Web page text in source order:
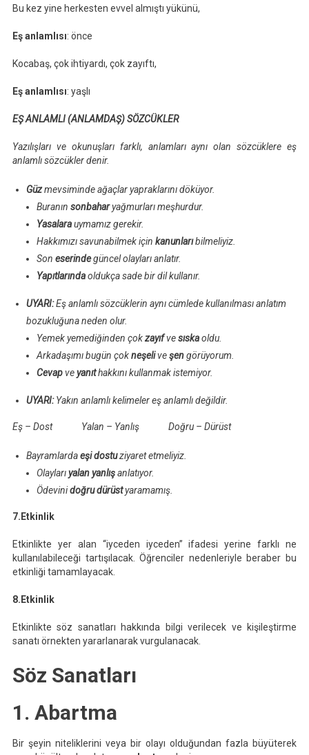
Bu kez yine herkesten evvel almıştı yükünü,
Eş anlamlısı: önce
Kocabaş, çok ihtiyardı, çok zayıftı,
Eş anlamlısı: yaşlı
EŞ ANLAMLI (ANLAMDAŞ) SÖZCÜKLER
Yazılışları ve okunuşları farklı, anlamları aynı olan sözcüklere eş
anlamlı sözcükler denir.
Güzmevsiminde ağaçlar yapraklarını döküyor.
Buranın sonbaharyağmurları meşhurdur.
Yasalarauymamız gerekir.
Hakkımızı savunabilmek için kanunlarıbilmeliyiz.
Son eserindegüncel olayları anlatır.
Yapıtlarındaoldukça sade bir dil kullanır.
UYARI:Eş anlamlı sözcüklerin aynı cümlede kullanılması anlatım
bozukluğuna neden olur.
Yemek yemediğinden çokzayıfvesıskaoldu.
Arkadaşımı bugün çokneşeliveşengörüyorum.
Cevapveyanıthakkını kullanmak istemiyor.
UYARI: Yakın anlamlı kelimeler eş anlamlı değildir.
Eş – Dost Yalan – Yanlış Doğru – Dürüst
Bayramlardaeşi dostuziyaret etmeliyiz.
Olaylarıyalan yanlışanlatıyor.
Ödevinidoğru dürüstyaramamış.
7.Etkinlik
Etkinlikte yer alan “iyceden iyceden” ifadesi yerine farklı ne
kullanılabileceği tartışılacak. Öğrenciler nedenleriyle beraber bu
etkinliği tamamlayacak.
8.Etkinlik
Etkinlikte söz sanatları hakkında bilgi verilecek ve kişileştirme
sanatı örnekten yararlanarak vurgulanacak.
Söz Sanatları
1. Abartma
Bir şeyin niteliklerini veya bir olayı olduğundan fazla büyüterek